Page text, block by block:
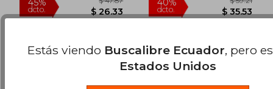
Estás viendo Buscalibre Ecuador, pero
Estados Unidos